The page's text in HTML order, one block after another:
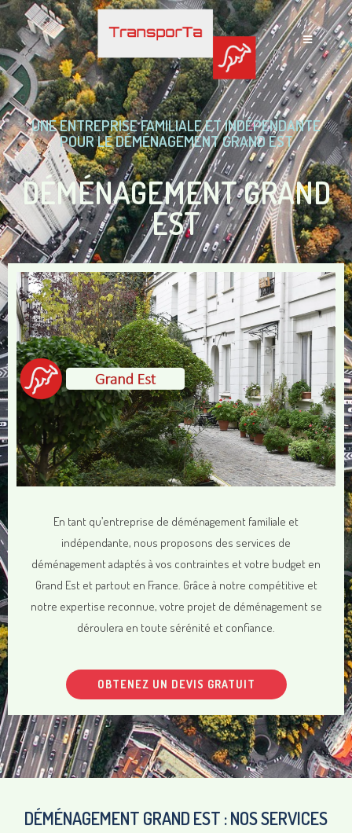
UNE ENTREPRISE FAMILIALE ET INDÉPENDANTE
POUR LE DÉMÉNAGEMENT GRAND EST
DÉMÉNAGEMENT GRAND
EST
En tant qu’entreprise de déménagement familiale et
indépendante, nous proposons des services de
déménagement adaptés à vos contraintes et votre budget en
Grand Est et partout en France. Grâce à notre compétitive et
notre expertise reconnue, votre projet de déménagement se
déroulera en toute sérénité et confiance.
OBTENEZ UN DEVIS GRATUIT
DÉMÉNAGEMENT GRAND EST : NOS SERVICES